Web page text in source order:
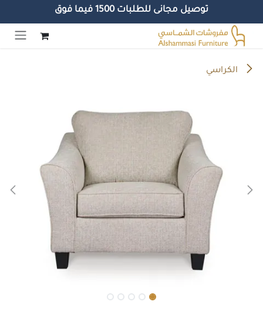
توصيل مجانى للطلبات 1500 فيما فوق
تخطي للذهاب إلى المحتوى
الكراسي